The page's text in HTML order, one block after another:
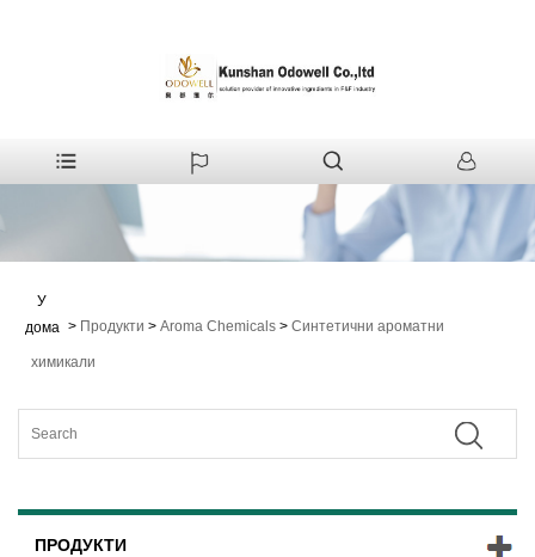
У
дома > Продукти > Aroma Chemicals > Синтетични ароматни
химикали
ПРОДУКТИ